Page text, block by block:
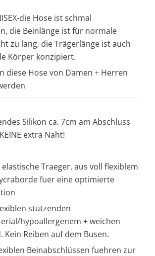
die Hose ist schmal
die Beinlänge ist für normale
zu lang, die Trägerlänge ist auch
Körper konzipiert.
diese Hose von Damen + Herren
Silikon ca. 7cm am Abschluss
extra Naht!
elastische Traeger, aus voll flexiblem
fuer eine optimierte
stützenden
hypoallergenem + weichen
Kein Reiben auf dem Busen.
Beinabschlüssen fuehren zur